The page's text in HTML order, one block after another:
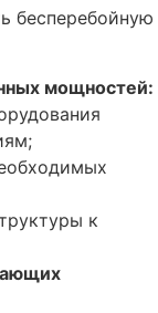
бесперебойную
мощностей:
к